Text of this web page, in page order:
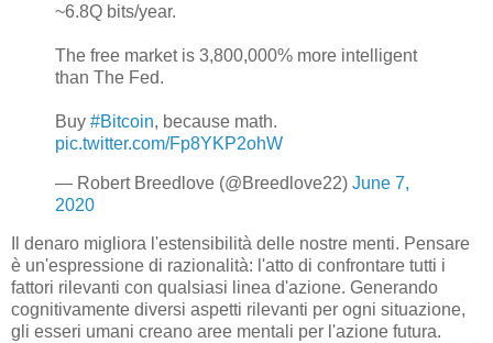
~6.8Q bits/year.
The free market is 3,800,000% more intelligent
than The Fed.
Buy #Bitcoin, because math.
pic.twitter.com/Fp8YKP2ohW
— Robert Breedlove (@Breedlove22) June 7,
2020
Il denaro migliora l'estensibilità delle nostre menti. Pensare
è un'espressione di razionalità: l'atto di confrontare tutti i
fattori rilevanti con qualsiasi linea d'azione. Generando
cognitivamente diversi aspetti rilevanti per ogni situazione,
gli esseri umani creano aree mentali per l'azione futura.